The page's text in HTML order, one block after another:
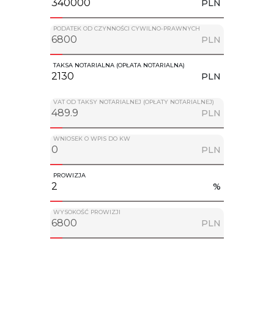
PLN
PODATEK OD CZYNNOŚCI CYWILNO-PRAWNYCH
PLN
TAKSA NOTARIALNA (OPŁATA NOTARIALNA)
PLN
VAT OD TAKSY NOTARIALNEJ (OPŁATY NOTARIALNEJ)
PLN
WNIOSEK O WPIS DO KW
PLN
PROWIZJA
%
WYSOKOŚĆ PROWIZJI
PLN